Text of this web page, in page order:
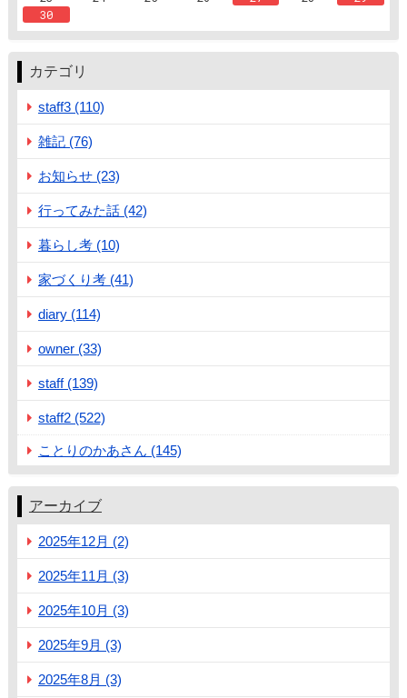
30
カテゴリ
staff3 (110)
雑記 (76)
お知らせ (23)
行ってみた話 (42)
暮らし考 (10)
家づくり考 (41)
diary (114)
owner (33)
staff (139)
staff2 (522)
ことりのかあさん (145)
アーカイブ
2025年12月 (2)
2025年11月 (3)
2025年10月 (3)
2025年9月 (3)
2025年8月 (3)